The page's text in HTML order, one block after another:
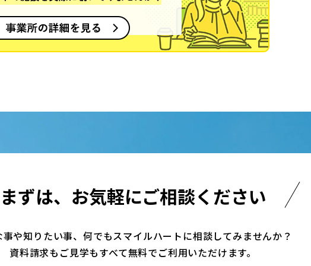
まずは、 お気軽にご相談ください
事や知りたい事、何でもスマイルハートに相談してみませんか？
資料請求もご見学もすべて無料でご利用いただけます。